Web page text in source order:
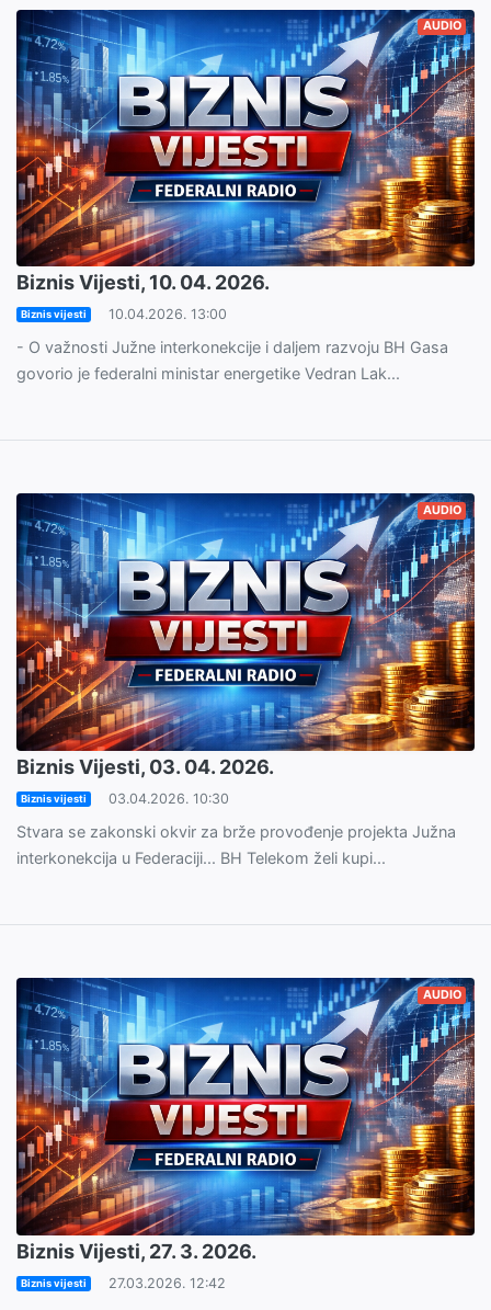
AUDIO
Biznis Vijesti, 10. 04. 2026.
Biznis vijesti 10.04.2026. 13:00
- O važnosti Južne interkonekcije i daljem razvoju BH Gasa
govorio je federalni ministar energetike Vedran Lak...
AUDIO
Biznis Vijesti, 03. 04. 2026.
Biznis vijesti 03.04.2026. 10:30
Stvara se zakonski okvir za brže provođenje projekta Južna
interkonekcija u Federaciji... BH Telekom želi kupi...
AUDIO
Biznis Vijesti, 27. 3. 2026.
Biznis vijesti 27.03.2026. 12:42